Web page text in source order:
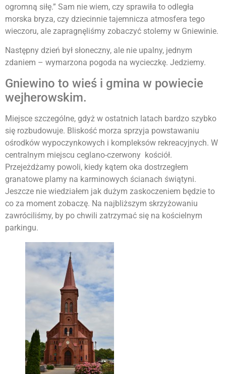
ogromną siłę.” Sam nie wiem, czy sprawiła to odległa
morska bryza, czy dziecinnie tajemnicza atmosfera tego
wieczoru, ale zapragnęliśmy zobaczyć stolemy w Gniewinie.
Następny dzień był słoneczny, ale nie upalny, jednym
zdaniem – wymarzona pogoda na wycieczkę. Jedziemy.
Gniewino to wieś i gmina w powiecie
wejherowskim.
Miejsce szczególne, gdyż w ostatnich latach bardzo szybko
się rozbudowuje. Bliskość morza sprzyja powstawaniu
ośrodków wypoczynkowych i kompleksów rekreacyjnych. W
centralnym miejscu ceglano-czerwony kościół.
Przejeżdżamy powoli, kiedy kątem oka dostrzegłem
granatowe plamy na karminowych ścianach świątyni.
Jeszcze nie wiedziałem jak dużym zaskoczeniem będzie to
co za moment zobaczę. Na najbliższym skrzyżowaniu
zawróciliśmy, by po chwili zatrzymać się na kościelnym
parkingu.